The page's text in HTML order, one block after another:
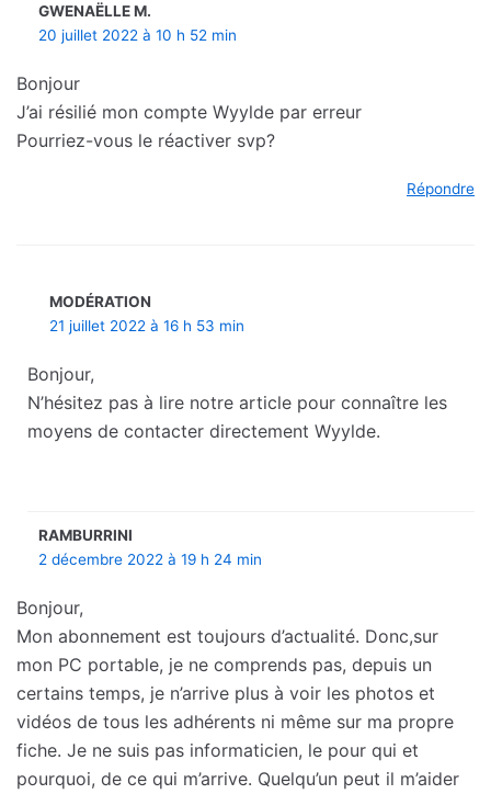
GWENAËLLE M.
20 juillet 2022 à 10 h 52 min
Bonjour
J’ai résilié mon compte Wyylde par erreur
Pourriez-vous le réactiver svp?
Répondre
MODÉRATION
21 juillet 2022 à 16 h 53 min
Bonjour,
N’hésitez pas à lire notre article pour connaître les
moyens de contacter directement Wyylde.
RAMBURRINI
2 décembre 2022 à 19 h 24 min
Bonjour,
Mon abonnement est toujours d’actualité. Donc,sur
mon PC portable, je ne comprends pas, depuis un
certains temps, je n’arrive plus à voir les photos et
vidéos de tous les adhérents ni même sur ma propre
fiche. Je ne suis pas informaticien, le pour qui et
pourquoi, de ce qui m’arrive. Quelqu’un peut il m’aider